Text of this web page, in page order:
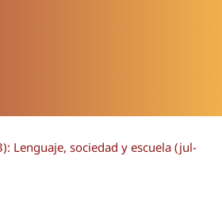
Lenguaje, sociedad y escuela (jul-